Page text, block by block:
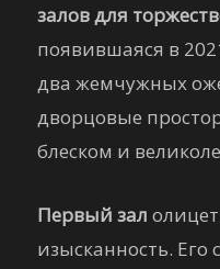
залов для
появившаяся в
два жемчужных
дворцовые
блеском и
Первый зал
изысканность. Его